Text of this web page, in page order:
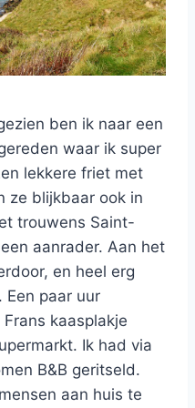
ben ik naar een
waar ik super
lekkere friet met
ze blijkbaar ook in
trouwens Saint-
aanrader. Aan het
en heel erg
Een paar uur
kaasplakje
Ik had via
B&B geritseld.
aan huis te